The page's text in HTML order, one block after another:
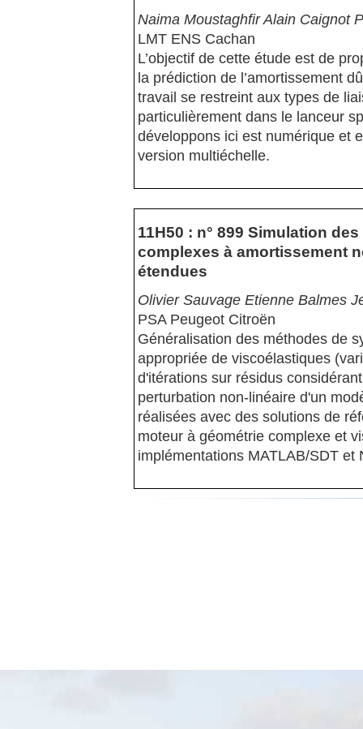
Naima Moustaghfir Alain Caignot
LMT ENS Cachan
L’objectif de cette étude est de
la prédiction de l’amortissement
travail se restreint aux types de
particulièrement dans le lanceur
développons ici est numérique et
version multiéchelle.
11H50 : n° 899 Simulation
complexes à amortissement
étendues
Olivier Sauvage Etienne Balmes
PSA Peugeot Citroën
Généralisation des méthodes de
appropriée de viscoélastiques
d'itérations sur résidus
perturbation non-linéaire d'un
réalisées avec des solutions de
moteur à géométrie complexe et
implémentations MATLAB/SDT et